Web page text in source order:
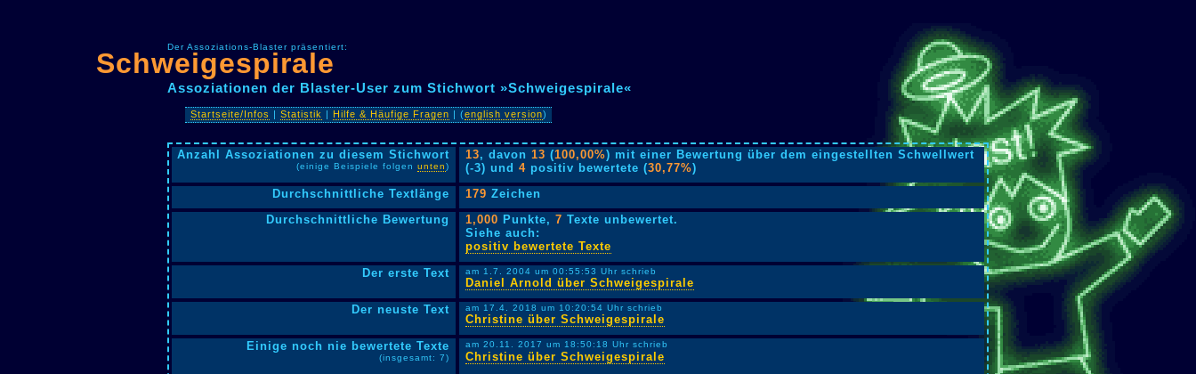
Der Assoziations-Blaster präsentiert:
Schweigespirale
Assoziationen der Blaster-User zum Stichwort »Schweigespirale«
Startseite/Infos Statistik Hilfe & Häufige Fragen | (english version)
Anzahl Assoziationen zu diesem Stichwort
(einige Beispiele folgen unten)
13, davon13 (100,00%) mit einer Bewertung über dem eingestellten Schwellwert
(-3) und4 positiv bewertete (30,77%)
Durchschnittliche Textlänge
179 Zeichen
Durchschnittliche Bewertung
1,000 Punkte,7 Texte unbewertet.
Siehe auch:
positiv bewertete Texte
Der erste Text
am 1.7. 2004 um 00:55:53 Uhr schrieb
Daniel Arnold über Schweigespirale
Der neuste Text
am 17.4. 2018 um 10:20:54 Uhr schrieb
Christine über Schweigespirale
Einige noch nie bewertete Texte
(insgesamt: 7)
am 20.11. 2017 um 18:50:18 Uhr schrieb
Christine über Schweigespirale